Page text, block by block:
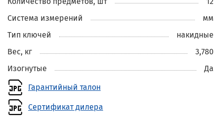
Система измерений
мм
Тип ключей
накидные
Вес, кг
3,780
Изогнутые
Да
Гарантийный талон
Сертификат дилера